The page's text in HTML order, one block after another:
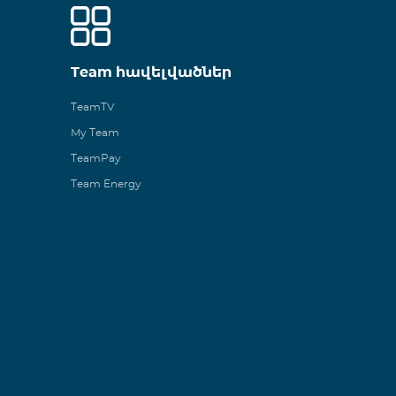
Team հավելվածներ
TeamTV
My Team
TeamPay
Team Energy